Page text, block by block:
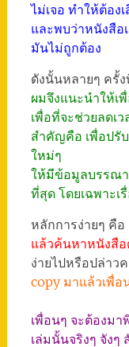
ไม่เจอ ทำให้ต้อง
และพบว่าหนังสือ
มันไม่ถูกต้อง
ดังนั้นหลายๆ ครั้
ผมจึงแนะนำให้เ
เพื่อที่จะช่วยลดเ
สำคัญคือ เพื่อปรั
ใหม่ๆ
ให้มีข้อมูลบรรณ
ที่สุด โดยเฉพาะเ
หลักการง่ายๆ คือ
แล้วค้นหาหนังสือ
ง่ายไปหรือปล่าว
copy มาแล้วเพื่อ
เพื่อนๆ จะต้องม
เล่มนั้นจริงๆ จังๆ